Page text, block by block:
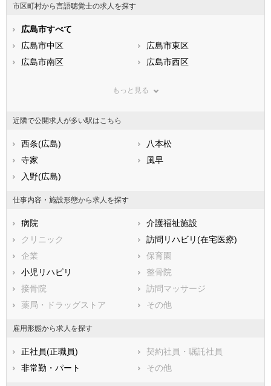
石川県
福井県
静岡県
滋賀県
大阪府
兵庫県
和歌山県
山口県
福岡県
佐賀県
熊本県
鹿児島県
市区町村から言語聴覚士の求人を探す
広島市すべて
広島市中区
広島市東区
広島市南区
広島市西区
広島市佐伯区
呉市
三原市
尾道市
福山市
府中市
三次市
江田島市
安芸郡府中町
安芸郡海田町
安芸郡熊野町
安芸郡坂町
山県郡安芸太田町
山県郡北広島町
豊田郡大崎上島町
世羅郡世羅町
神石郡神石高原町
もっと見る
近隣で公開求人が多い駅はこちら
西条(広島)
八本松
寺家
風早
入野(広島)
仕事内容・施設形態から求人を探す
病院
介護福祉施設
クリニック
訪問リハビリ(在宅医療)
企業
保育園
小児リハビリ
整骨院
接骨院
訪問マッサージ
薬局・ドラッグストア
その他
雇用形態から求人を探す
正社員(正職員)
契約社員・嘱託社員
非常勤・パート
その他